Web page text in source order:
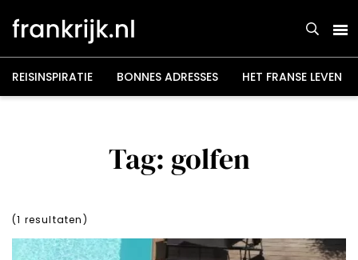
naar
inhoud
REISINSPIRATIE BONNES ADRESSES HET FRANSE LEVEN
Tag: golfen
(1 resultaten)